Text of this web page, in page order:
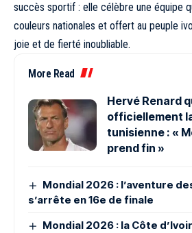
succès sportif : elle célèbre une équipe
couleurs nationales et offert au peuple
joie et de fierté inoubliable.
More Read
Hervé Renard
officiellement
tunisienne : «
prend fin »
Mondial 2026 : l’aventure
s’arrête en 16e de finale
Mondial 2026 : la Côte